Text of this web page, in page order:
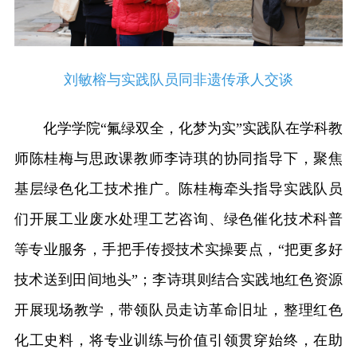
刘敏榕与实践队员同非遗传承人交谈
化学学院“氟绿双全，化梦为实”实践队在学科教
师陈桂梅与思政课教师李诗琪的协同指导下，聚焦
基层绿色化工技术推广。陈桂梅牵头指导实践队员
们开展工业废水处理工艺咨询、绿色催化技术科普
等专业服务，手把手传授技术实操要点，“把更多好
技术送到田间地头”；李诗琪则结合实践地红色资源
开展现场教学，带领队员走访革命旧址，整理红色
化工史料，将专业训练与价值引领贯穿始终，在助